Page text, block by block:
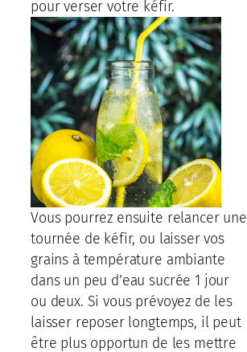
pour verser votre kéfir.
Vous pourrez ensuite relancer une
tournée de kéfir, ou laisser vos
grains à température ambiante
dans un peu d’eau sucrée 1 jour
ou deux. Si vous prévoyez de les
laisser reposer longtemps, il peut
être plus opportun de les mettre